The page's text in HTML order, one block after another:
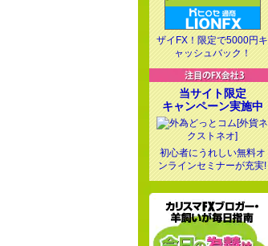
ザイFX！限定で5000円キ
ャッシュバック！
当サイト限定
キャンペーン実施中
初心者にうれしい無料オ
ンラインセミナーが充実!